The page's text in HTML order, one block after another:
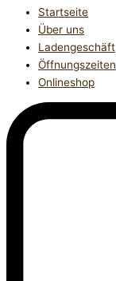
Startseite
Über uns
Ladengeschäft
Öffnungszeiten
Onlineshop